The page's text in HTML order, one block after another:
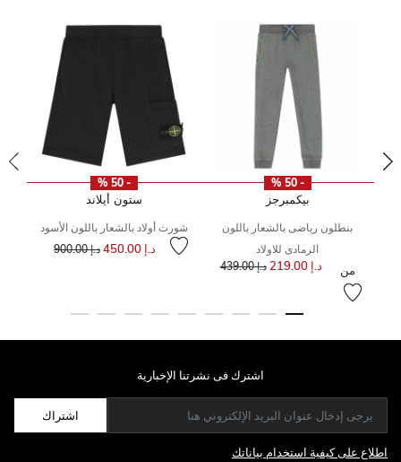
سعر مخفض من
- 50 %
بيكمبرجز
بنطلون رياضى بالشعار باللون
الرمادى للاولاد
من د.إ 219.00 د.إ 439.00
- 50 %
ستون أيلاند
شورت أولاد بالشعار باللون الأسود
د.إ 450.00 د.إ 900.00
اشترك فى نشرتنا الإخبارية
اشتراك
اطلاع على كيفية استخدام بياناتك